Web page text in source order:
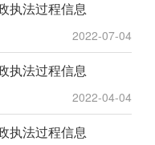
执法过程信息
2022-07-04
执法过程信息
2022-04-04
执法过程信息